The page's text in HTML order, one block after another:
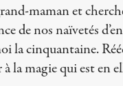
maman et
de nos naïvetés
la cinquantaine.
la magie qui est en